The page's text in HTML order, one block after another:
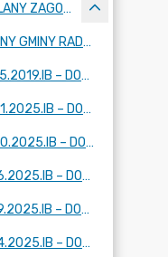
MIEJSCOWE PLANY ZAGOSPODAROWANIA PRZESTRZENNEGO - W TRAKCIE OPRACOWANIA
PLAN OGÓLNY GMINY RADZIEJOWICE
RLD.6721.1.5.2019.IB – DOTYCZY FRAGMENTÓW MIEJSCOWOŚCI: KRZE DUŻE, ADAMÓW-PARCEL, RADZIEJOWICE
RLD.6721.21.2025.IB – DOTYCZY FRAGMENTU MIEJSCOWOŚCI: ZAZDROŚĆ
RLD.6721.20.2025.IB – DOTYCZY FRAGMENTU MIEJSCOWOŚCI: RADZIEJOWICE
RLD.6721.16.2025.IB – DOTYCZY DWÓCH FRAGMENTÓW MIEJSCOWOŚCI: KUKLÓWKA ZARZECZNA
RLD.6721.19.2025.IB – DOTYCZY DWÓCH FRAGMENTÓW MIEJSCOWOŚCI: KUKLÓWKA ZARZECZNA
RLD.6721.14.2025.IB – DOTYCZY FRAGMENTU MIEJSCOWOŚCI: TARTAK BRZÓZKI, KORYTÓW (I I II) ZBOISKA, KAMIONKA